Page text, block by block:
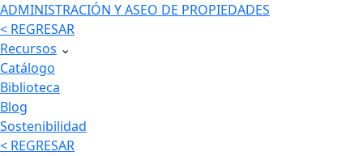
ADMINISTRACIÓN Y ASEO DE PROPIEDADES
< REGRESAR
Recursos ⌄
Catálogo
Biblioteca
Blog
Sostenibilidad
< REGRESAR